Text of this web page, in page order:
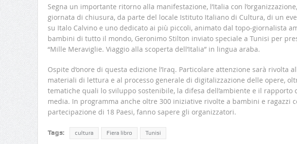
Segna un importante ritorno alla manifestazione, l’Italia con
giornata di chiusura, da parte del locale Istituto Italiano di Cultura, di un
su Italo Calvino e uno dedicato ai più piccoli, animato dal topo-giornalista
bambini di tutto il mondo, Geronimo Stilton inviato speciale a Tunisi per
“Mille Meraviglie. Viaggio alla scoperta dell’Italia” in lingua araba.
Ospite d’onore di questa edizione l’Iraq. Particolare attenzione sarà rivolta
materiali di lettura e al processo generale di digitalizzazione delle opere,
tematiche quali lo sviluppo sostenibile, la difesa dell’ambiente e il rapporto
media. In programma anche oltre 300 iniziative rivolte a bambini e ragazzi
partecipazione di 18 Paesi, fanno sapere gli organizzatori.
Tags: cultura Fiera libro Tunisi